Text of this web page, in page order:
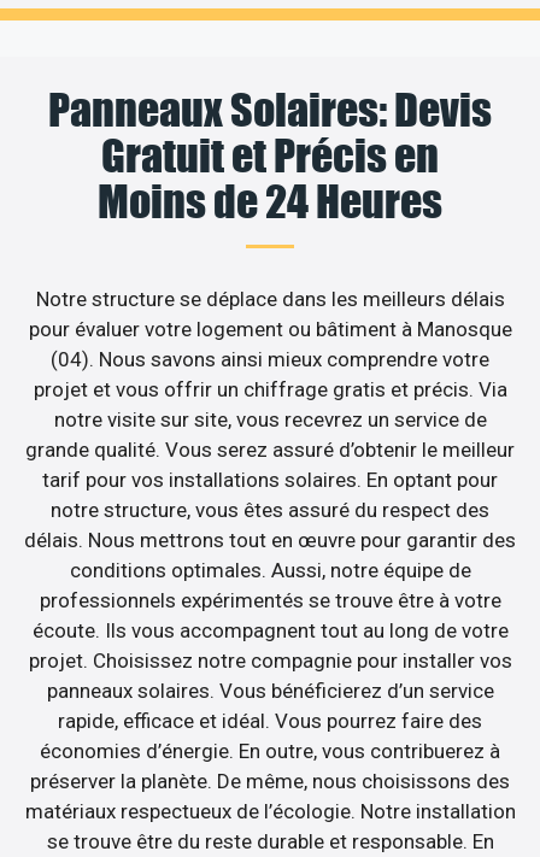
Panneaux Solaires: Devis
Gratuit et Précis en
Moins de 24 Heures
Notre structure se déplace dans les meilleurs délais
pour évaluer votre logement ou bâtiment à Manosque
(04). Nous savons ainsi mieux comprendre votre
projet et vous offrir un chiffrage gratis et précis. Via
notre visite sur site, vous recevrez un service de
grande qualité. Vous serez assuré d’obtenir le meilleur
tarif pour vos installations solaires. En optant pour
notre structure, vous êtes assuré du respect des
délais. Nous mettrons tout en œuvre pour garantir des
conditions optimales. Aussi, notre équipe de
professionnels expérimentés se trouve être à votre
écoute. Ils vous accompagnent tout au long de votre
projet. Choisissez notre compagnie pour installer vos
panneaux solaires. Vous bénéficierez d’un service
rapide, efficace et idéal. Vous pourrez faire des
économies d’énergie. En outre, vous contribuerez à
préserver la planète. De même, nous choisissons des
matériaux respectueux de l’écologie. Notre installation
se trouve être du reste durable et responsable. En